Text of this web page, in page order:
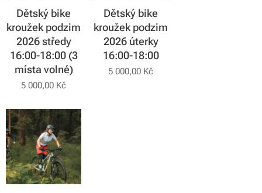
Dětský bike
kroužek podzim
2026 středy
16:00-18:00 (3
místa volné)
5 000,00 Kč
Dětský bike
kroužek podzim
2026 úterky
16:00-18:00
5 000,00 Kč